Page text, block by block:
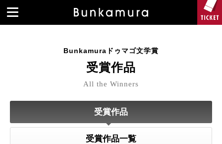
Bunkamuraドゥマゴ文学賞
受賞作品
All the Winners
受賞作品
受賞作品一覧